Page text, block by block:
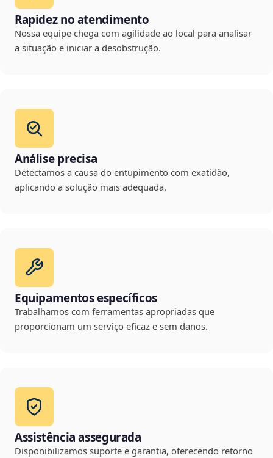
Rapidez no atendimento
Nossa equipe chega com agilidade ao local para analisar
a situação e iniciar a desobstrução.
Análise precisa
Detectamos a causa do entupimento com exatidão,
aplicando a solução mais adequada.
Equipamentos específicos
Trabalhamos com ferramentas apropriadas que
proporcionam um serviço eficaz e sem danos.
Assistência assegurada
Disponibilizamos suporte e garantia, oferecendo retorno